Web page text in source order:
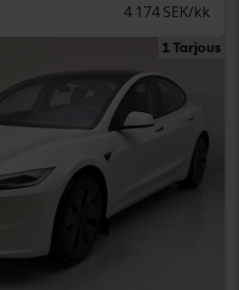
4 174 SEK/kk
1 Tarjous